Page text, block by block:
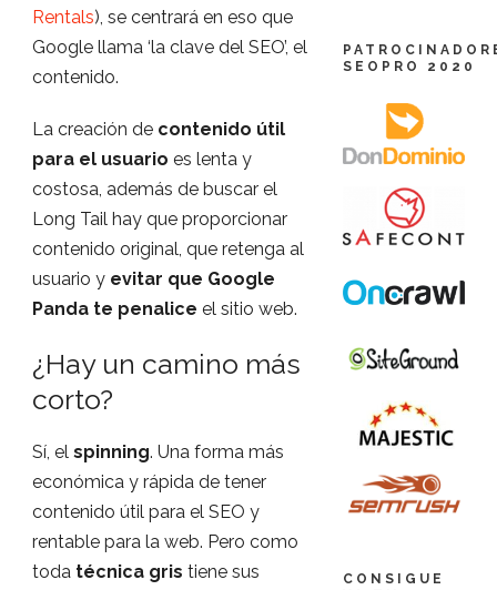
Rentals), se centrará en eso que
Google llama ‘la clave del SEO’, el
contenido.
La creación de contenido útil
para el usuario es lenta y
costosa, además de buscar el
Long Tail hay que proporcionar
contenido original, que retenga al
usuario y evitar que Google
Panda te penalice el sitio web.
¿Hay un camino más
corto?
Sí, el spinning. Una forma más
económica y rápida de tener
contenido útil para el SEO y
rentable para la web. Pero como
toda técnica gris tiene sus
SEOPRO 2020
CONSIGUE